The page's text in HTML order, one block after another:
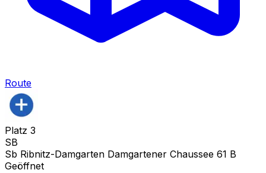
Route
Platz 3
SB
Sb Ribnitz-Damgarten Damgartener Chaussee 61 B
Geöffnet